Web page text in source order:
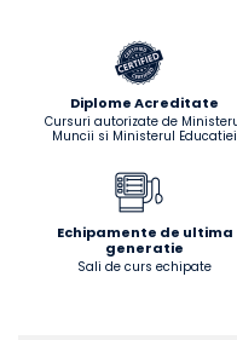
Diplome Acreditate
Cursuri autorizate de
Muncii si Ministerul Educatiei
Echipamente de ultima
generatie
Sali de curs echipate